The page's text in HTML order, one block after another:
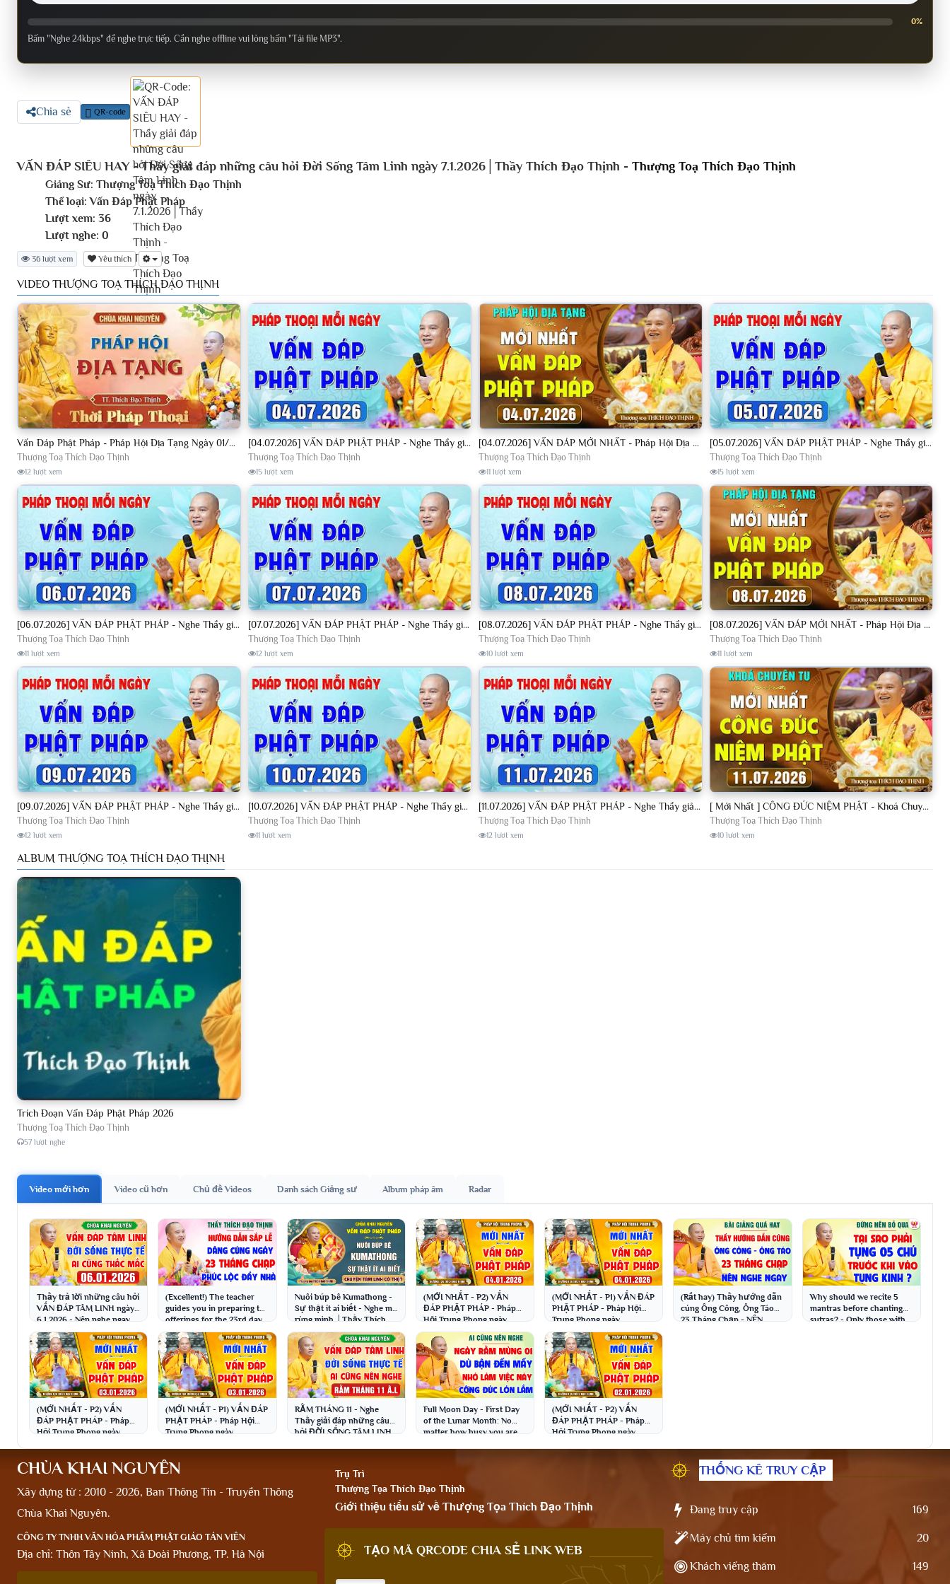
0%
Bấm "Nghe 24kbps" để nghe trực tiếp. Cần nghe offline vui lòng bấm "Tải file MP3".
Chia sẻ QR-code
VẤN ĐÁP SIÊU HAY - Thầy giải đáp những câu hỏi Đời Sống Tâm Linh ngày 7.1.2026│Thầy Thích Đạo Thịnh - Thượng Toạ Thích Đạo Thịnh
Giảng Sư: Thượng Toạ Thích Đạo Thịnh
Thể loại: Vấn Đáp Phật Pháp
Lượt xem: 36
Lượt nghe: 0
36 lượt xem Yêu thích
VIDEO THƯỢNG TOẠ THÍCH ĐẠO THỊNH
Vấn Đáp Phật Pháp - Pháp Hội Địa Tạng Ngày 01/08/2026│TT. Thích Đạo Thịnh
Thượng Toạ Thích Đạo Thịnh
12 lượt xem
[04.07.2026] VẤN ĐÁP PHẬT PHÁP - Nghe Thầy giảng Pháp mỗi ngày CÔNG ĐỨC VÔ LƯỢNG│TT. Thích Đạo Thịnh
Thượng Toạ Thích Đạo Thịnh
15 lượt xem
[04.07.2026] VẤN ĐÁP MỚI NHẤT - Pháp Hội Địa Tạng Chùa Khai Nguyên | TT. Thích Đạo Thịnh
Thượng Toạ Thích Đạo Thịnh
11 lượt xem
[05.07.2026] VẤN ĐÁP PHẬT PHÁP - Nghe Thầy giảng Pháp mỗi ngày CÔNG ĐỨC VÔ LƯỢNG│TT. Thích Đạo Thịnh
Thượng Toạ Thích Đạo Thịnh
15 lượt xem
[06.07.2026] VẤN ĐÁP PHẬT PHÁP - Nghe Thầy giảng Pháp mỗi ngày CÔNG ĐỨC VÔ LƯỢNG│TT. Thích Đạo Thịnh
Thượng Toạ Thích Đạo Thịnh
11 lượt xem
[07.07.2026] VẤN ĐÁP PHẬT PHÁP - Nghe Thầy giảng Pháp mỗi ngày CÔNG ĐỨC VÔ LƯỢNG│TT. Thích Đạo Thịnh
Thượng Toạ Thích Đạo Thịnh
12 lượt xem
[08.07.2026] VẤN ĐÁP PHẬT PHÁP - Nghe Thầy giảng Pháp mỗi ngày CÔNG ĐỨC VÔ LƯỢNG│TT. Thích Đạo Thịnh
Thượng Toạ Thích Đạo Thịnh
10 lượt xem
[08.07.2026] VẤN ĐÁP MỚI NHẤT - Pháp Hội Địa Tạng Chùa Khai Nguyên | TT. Thích Đạo Thịnh
Thượng Toạ Thích Đạo Thịnh
11 lượt xem
[09.07.2026] VẤN ĐÁP PHẬT PHÁP - Nghe Thầy giảng Pháp mỗi ngày CÔNG ĐỨC VÔ LƯỢNG│TT. Thích Đạo Thịnh
Thượng Toạ Thích Đạo Thịnh
12 lượt xem
[10.07.2026] VẤN ĐÁP PHẬT PHÁP - Nghe Thầy giảng Pháp mỗi ngày CÔNG ĐỨC VÔ LƯỢNG│TT. Thích Đạo Thịnh
Thượng Toạ Thích Đạo Thịnh
11 lượt xem
[11.07.2026] VẤN ĐÁP PHẬT PHÁP - Nghe Thầy giảng Pháp mỗi ngày CÔNG ĐỨC VÔ LƯỢNG│TT. Thích Đạo Thịnh
Thượng Toạ Thích Đạo Thịnh
12 lượt xem
[ Mới Nhất ] CÔNG ĐỨC NIỆM PHẬT - Khoá Chuyên Tu Chùa Khai Nguyên 11/07/2026 | TT. Thích Đạo Thịnh
Thượng Toạ Thích Đạo Thịnh
10 lượt xem
ALBUM THƯỢNG TOẠ THÍCH ĐẠO THỊNH
Trích Đoạn Vấn Đáp Phật Pháp 2026
Thượng Toạ Thích Đạo Thịnh
57 lượt nghe
Video mới hơn Video cũ hơn Chủ đề Videos Danh sách Giảng sư Album pháp âm Radar
Thầy trả lời những câu hỏi
VẤN ĐÁP TÂM LINH ngày
6.1.2026 - Nên nghe ngay
│Thầy Thích Đạo Thịnh
(Excellent!) The teacher
guides you in preparing the
offerings for the 23rd day
of the 12th lunar...
Nuôi búp bê Kumathong -
Sự thật ít ai biết - Nghe mà
rùng mình │Thầy Thích
Đạo Thịnh
(MỚI NHẤT - P2) VẤN
ĐÁP PHẬT PHÁP - Pháp
Hội Trung Phong ngày
04.01.2026 │Thầy Thích
Đạo Thịnh
(MỚI NHẤT - P1) VẤN ĐÁP
PHẬT PHÁP - Pháp Hội
Trung Phong ngày
04.01.2026 │Thầy Thích
Đạo Thịnh
(Rất hay) Thầy hướng dẫn
cúng Ông Công, Ông Táo
23 Tháng Chạp - NÊN
Why should we recite 5
mantras before chanting
sutras? - Only those with
(MỚI NHẤT - P2) VẤN
ĐÁP PHẬT PHÁP - Pháp
Hội Trung Phong ngày
(MỚI NHẤT - P1) VẤN ĐÁP
PHẬT PHÁP - Pháp Hội
Trung Phong ngày
RẰM THÁNG 11 - Nghe
Thầy giải đáp những câu
hỏi ĐỜI SỐNG TÂM LINH
Full Moon Day - First Day
of the Lunar Month: No
matter how busy you are,
(MỚI NHẤT - P2) VẤN
ĐÁP PHẬT PHÁP - Pháp
Hội Trung Phong ngày
CHÙA KHAI NGUYÊN
Xây dựng từ : 2010 - 2026, Ban Thông Tin - Truyền Thông
Chùa Khai Nguyên.
CÔNG TY TNHH VĂN HÓA PHẨM PHẬT GIÁO TẢN VIÊN
Địa chỉ: Thôn Tây Ninh, Xã Đoài Phương, TP. Hà Nội
Trụ Trì
Thượng Tọa Thích Đạo Thịnh
Giới thiệu tiểu sử về Thượng Tọa Thích Đạo Thịnh
TẠO MÃ QRCODE CHIA SẺ LINK WEB
THỐNG KÊ TRUY CẬP
Đang truy cập 169
Máy chủ tìm kiếm 20
Khách viếng thăm 149